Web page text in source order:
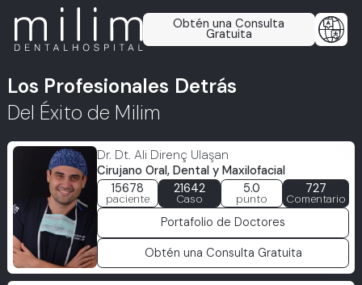
Obtén una Consulta
Gratuita
Los Profesionales Detrás
Del Éxito de Milim
Dr. Dt. Ali Direnç Ulaşan
Cirujano Oral, Dental y Maxilofacial
15678
paciente
21642
Caso
5.0
punto
727
Comentario
Portafolio de Doctores
Obtén una Consulta Gratuita